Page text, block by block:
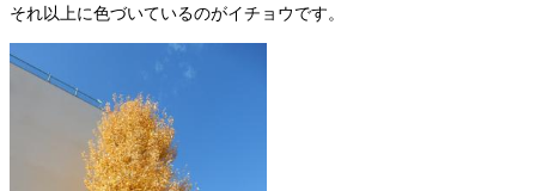
それ以上に色づいているのがイチョウです。